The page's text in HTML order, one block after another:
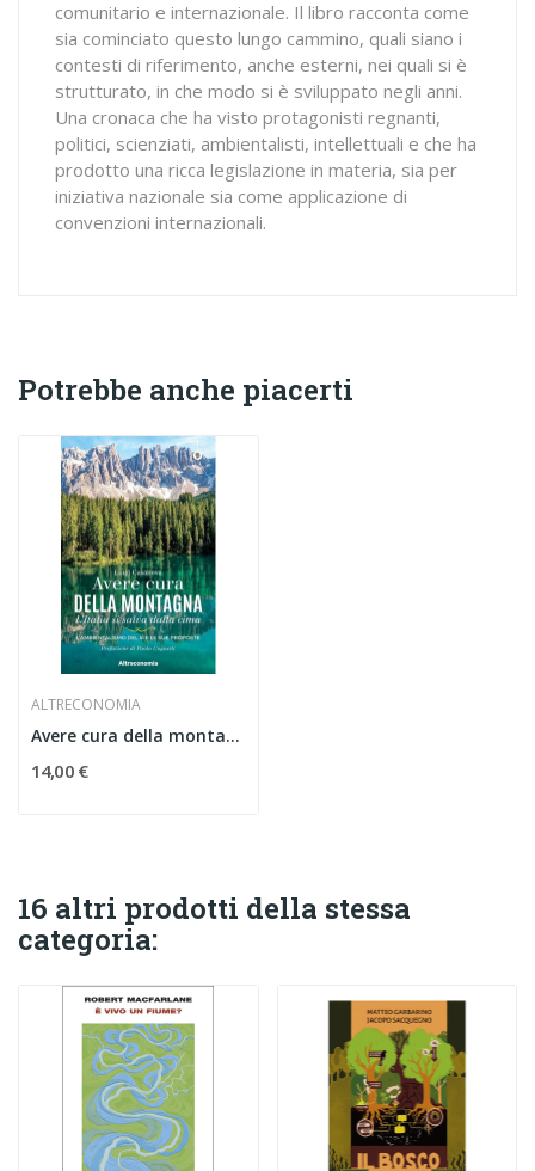
comunitario e internazionale. Il libro racconta come
sia cominciato questo lungo cammino, quali siano i
contesti di riferimento, anche esterni, nei quali si è
strutturato, in che modo si è sviluppato negli anni.
Una cronaca che ha visto protagonisti regnanti,
politici, scienziati, ambientalisti, intellettuali e che ha
prodotto una ricca legislazione in materia, sia per
iniziativa nazionale sia come applicazione di
convenzioni internazionali.
Potrebbe anche piacerti
ALTRECONOMIA
Avere cura della montagna
14,00 €
16 altri prodotti della stessa
categoria: